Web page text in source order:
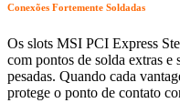
Conexões Fortemente Soldadas
Os slots MSI PCI Express
com pontos de solda extras e
pesadas. Quando cada
protege o ponto de contato